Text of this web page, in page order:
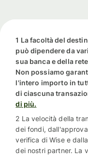
1 La facoltà del
può dipendere da
sua banca e della
Non possiamo
l'intero importo in
di ciascuna
di più.
2 La velocità della
dei fondi,
verifica di Wise e
dei nostri partner. La